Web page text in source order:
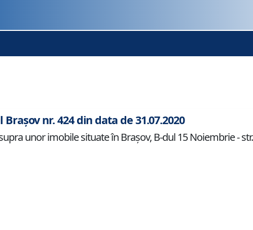
nr. 424 din data de 31.07.2020
unor imobile situate în Brașov, B-dul 15 Noiembrie -